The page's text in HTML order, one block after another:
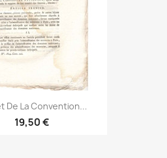
De La Convention...
19,50 €